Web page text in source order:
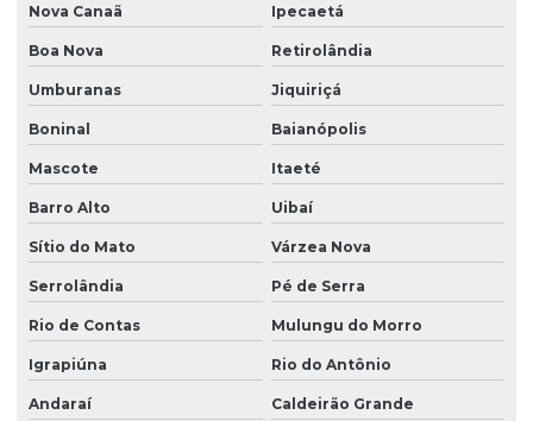
Regularização ambiental nas empresas
Serviço de consultoria ambiental
Serviço de consultoria ambiental na bahia
Serviço de consultoria ambiental em vitória da conquista
Serviço de educação ambiental
Serviço de georreferenciamento na bahia
Serviço de georreferenciamento em vitória da conquista
Serviços de manutenção de licenças ambientais
Serviços de manutenção de licenças ambientais na bahia
Nova Canaã Ipecaetá
Boa Nova Retirolândia
Umburanas Jiquiriçá
Boninal Baianópolis
Mascote Itaeté
Barro Alto Uibaí
Sítio do Mato Várzea Nova
Serrolândia Pé de Serra
Rio de Contas Mulungu do Morro
Igrapiúna Rio do Antônio
Andaraí Caldeirão Grande